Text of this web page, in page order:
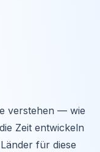
verstehen — wie
Zeit entwickeln
für diese